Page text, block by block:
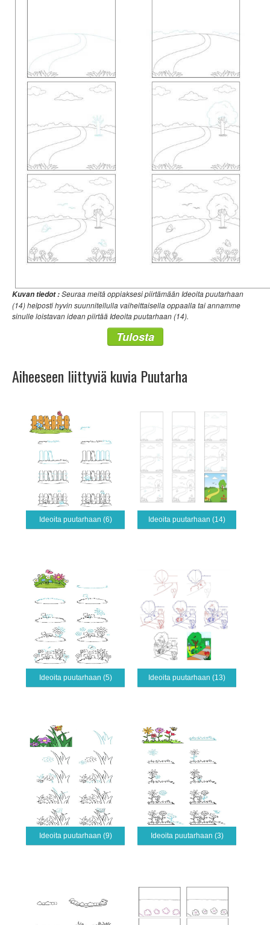
Kuvan tiedot :Seuraa meitä oppiaksesi piirtämään Ideoita puutarhaan
(14) helposti hyvin suunnitellulla vaiheittaisella oppaalla tai annamme
sinulle loistavan idean piirtää Ideoita puutarhaan (14).
Tulosta
Aiheeseen liittyviä kuvia Puutarha
Ideoita puutarhaan (6) Ideoita puutarhaan (14)
Ideoita puutarhaan (5) Ideoita puutarhaan (13)
Ideoita puutarhaan (9) Ideoita puutarhaan (3)